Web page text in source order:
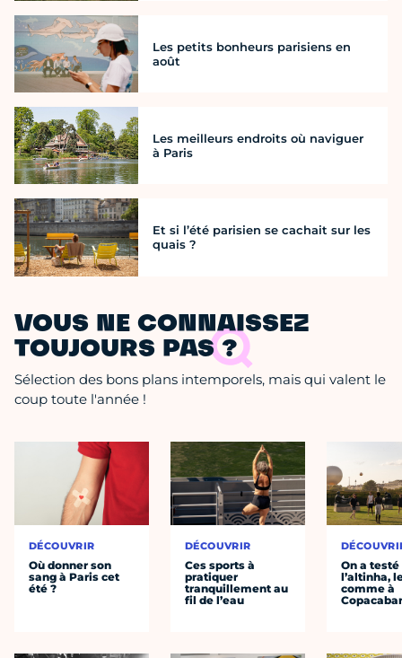
Les petits bonheurs parisiens en
août
Les meilleurs endroits où naviguer
à Paris
Et si l’été parisien se cachait sur les
quais ?
VOUS NE CONNAISSEZ
TOUJOURS PAS ?
Sélection des bons plans intemporels, mais qui valent le
coup toute l'année !
DÉCOUVRIR
Où donner son
sang à Paris cet
été ?
DÉCOUVRIR
Ces sports à
pratiquer
tranquillement au
fil de l’eau
On a testé
l’altinha,
comme à